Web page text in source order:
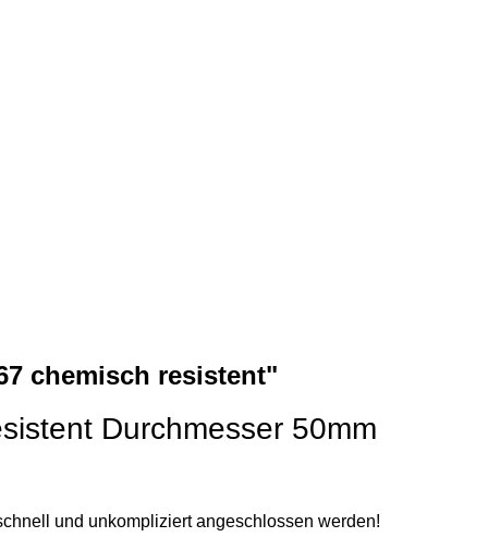
chemisch resistent"
Durchmesser 50mm
und unkompliziert angeschlossen werden!